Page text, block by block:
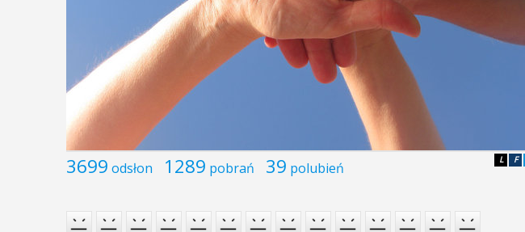
3699 odsłon 1289 pobrań 39 polubień F
L